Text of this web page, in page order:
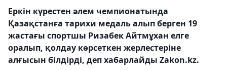
Еркін күрестен әлем чемпионатында
Қазақстанға тарихи медаль алып берген 19
жастағы спортшы Ризабек Айтмұхан елге
оралып, қолдау көрсеткен жерлестеріне
алғысын білдірді, деп хабарлайды Zakon.kz.